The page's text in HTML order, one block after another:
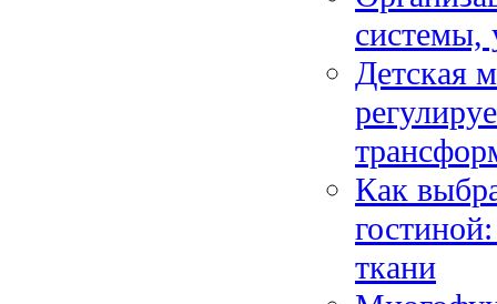
системы,
Детская
Как
ткани